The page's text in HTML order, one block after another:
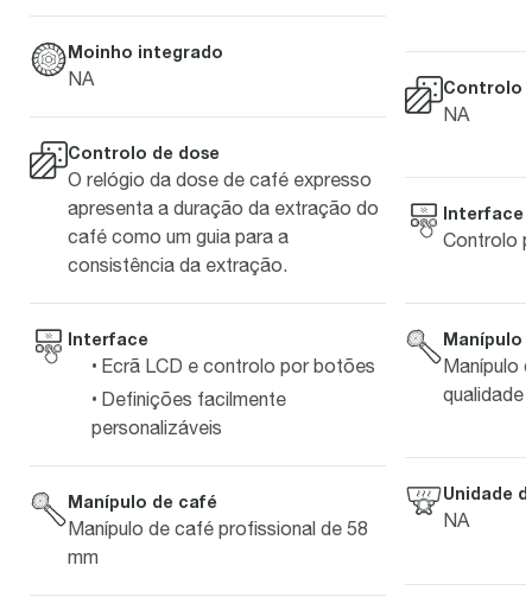
Moinho integrado
NA
Controlo de dose
O relógio da dose de café expresso
apresenta a duração da extração do
café como um guia para a
consistência da extração.
Interface
Ecrã LCD e controlo por botões
Definições facilmente
personalizáveis
Manípulo de café
Manípulo de café profissional de 58
mm
Controlo
NA
Interface
Controlo
Manípulo
Manípulo
qualidade
Unidade
NA